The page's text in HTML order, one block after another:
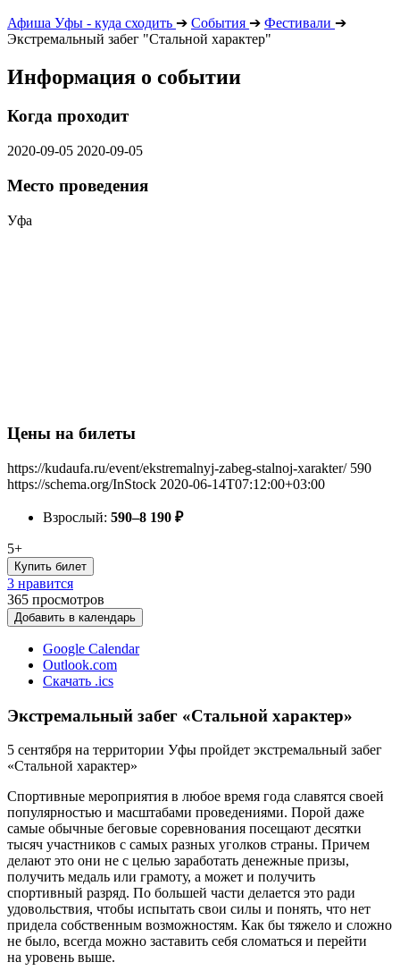
Афиша Уфы - куда сходить ➔ События ➔ Фестивали ➔
Экстремальный забег "Стальной характер"
Информация о событии
Когда проходит
2020-09-05 2020-09-05
Место проведения
Уфа
Цены на билеты
https://kudaufa.ru/event/ekstremalnyj-zabeg-stalnoj-xarakter/ 590
https://schema.org/InStock 2020-06-14T07:12:00+03:00
Взрослый: 590–8 190 ₽
5+
Купить билет
3 нравится
365 просмотров
Добавить в календарь
Google Calendar
Outlook.com
Скачать .ics
Экстремальный забег «Стальной характер»
5 сентября на территории Уфы пройдет экстремальный забег
«Стальной характер»
Спортивные мероприятия в любое время года славятся своей
популярностью и масштабами проведениями. Порой даже
самые обычные беговые соревнования посещают десятки
тысяч участников с самых разных уголков страны. Причем
делают это они не с целью заработать денежные призы,
получить медаль или грамоту, а может и получить
спортивный разряд. По большей части делается это ради
удовольствия, чтобы испытать свои силы и понять, что нет
придела собственным возможностям. Как бы тяжело и сложно
не было, всегда можно заставить себя сломаться и перейти
на уровень выше.